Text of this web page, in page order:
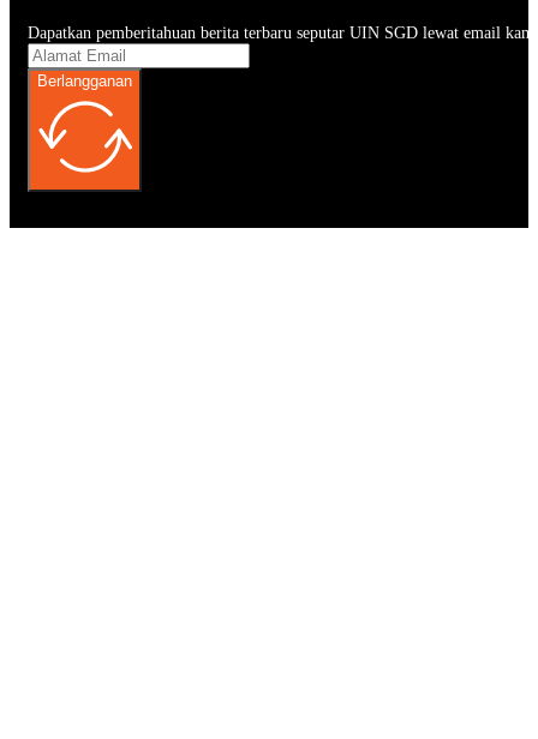
Dapatkan pemberitahuan berita terbaru seputar UIN SGD lewat email
Berlangganan